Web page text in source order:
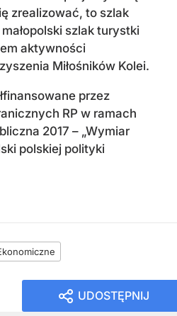
zrealizować, to szlak
szlak turystki
aktywności
Miłośników Kolei.
przez
RP w ramach
2017 – „Wymiar
polskiej polityki
UDOSTĘPNIJ